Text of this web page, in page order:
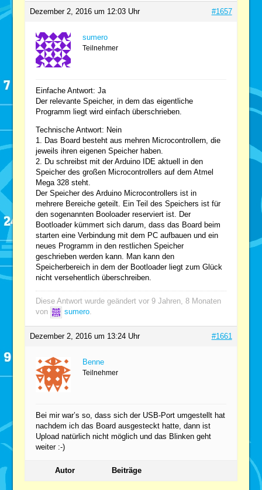
Dezember 2, 2016 um 12:03 Uhr #1657
sumero
Teilnehmer
Einfache Antwort: Ja
Der relevante Speicher, in dem das eigentliche
Programm liegt wird einfach überschrieben.
Technische Antwort: Nein
1. Das Board besteht aus mehren Microcontrollern, die
jeweils ihren eigenen Speicher haben.
2. Du schreibst mit der Arduino IDE aktuell in den
Speicher des großen Microcontrollers auf dem Atmel
Mega 328 steht.
Der Speicher des Arduino Microcontrollers ist in
mehrere Bereiche geteilt. Ein Teil des Speichers ist für
den sogenannten Booloader reserviert ist. Der
Bootloader kümmert sich darum, dass das Board beim
starten eine Verbindung mit dem PC aufbauen und ein
neues Programm in den restlichen Speicher
geschrieben werden kann. Man kann den
Speicherbereich in dem der Bootloader liegt zum Glück
nicht versehentlich überschreiben.
Diese Antwort wurde geändert vor 9 Jahren, 8 Monaten
von
sumero.
Dezember 2, 2016 um 13:24 Uhr #1661
Benne
Teilnehmer
Bei mir war’s so, dass sich der USB-Port umgestellt hat
nachdem ich das Board ausgesteckt hatte, dann ist
Upload natürlich nicht möglich und das Blinken geht
weiter :-)
Autor Beiträge